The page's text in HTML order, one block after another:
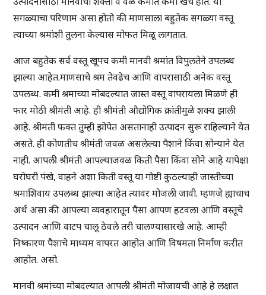
सगळ्याचा परिणाम असा होतो की माणसाला बहुतेक सगळ्या वस्तू
त्याच्या श्रमांशी तुलना केल्यास मोफत मिळू लागतात.
आज बहुतेक सर्व वस्तू खूपच कमी मानवी श्रमांत विपुलतेने उपलब्ध
झाल्या आहेत.माणसाचे श्रम तेवढेच आणि वापरासाठी अनेक वस्तू
उपलब्ध. कमी श्रमाच्या मोबदल्यात जास्त वस्तू वापरायला मिळणे ही
फार मोठी श्रीमंती आहे. ही श्रीमंती औद्योगिक क्रांतीमुळे शक्य झाली
आहे. श्रीमंती फक्त तुम्ही झोपेत असतानाही उत्पादन सुरू राहिल्याने येत
असते. ही कोणतीच श्रीमंती जवळ असलेल्या पैशाने किंवा सोन्याने येत
नाही. आपली श्रीमंती आपल्याजवळ किती पैसा किंवा सोने आहे यापेक्षा
घरोघरी पंखे, वाहने अशा किती वस्तू या गोष्टी कुठल्याही जास्तीच्या
श्रमाशिवाय उपलब्ध झाल्या आहेत त्यावर मोजली जावी. म्हणजे ह्याचाच
अर्थ असा की आपल्या व्यवहारातून पैसा आपण हटवला आणि वस्तूचे
उत्पादन आणि वाटप चालू ठेवले तरी चालण्यासारखे आहे. आम्ही
निष्कारण पैशाचे माध्यम वापरत आहोत आणि विषमता निर्माण करीत
आहोत. असो.
मानवी श्रमांच्या मोबदल्यात आपली श्रीमंती मोजायची आहे हे लक्षात